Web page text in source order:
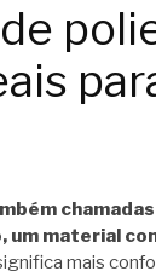
chamadas
material
mais